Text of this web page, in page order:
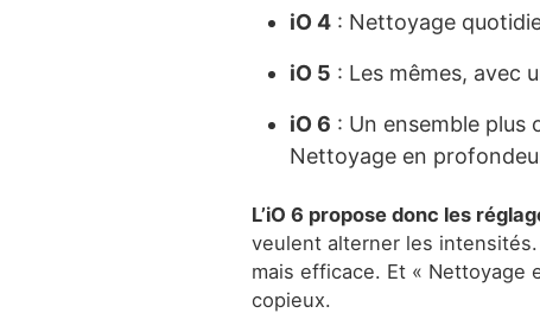
iO 4 : Nettoyage
iO 5 : Les mêmes, avec
iO 6 : Un ensemble plus
Nettoyage en
L’iO 6 propose donc les
veulent alterner les intensités.
mais efficace. Et « Nettoyage
copieux.